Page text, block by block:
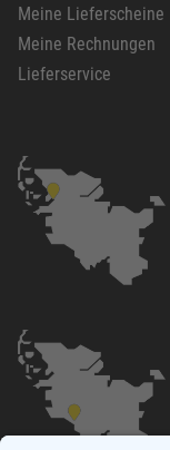
Meine Lieferscheine
Meine Rechnungen
Lieferservice